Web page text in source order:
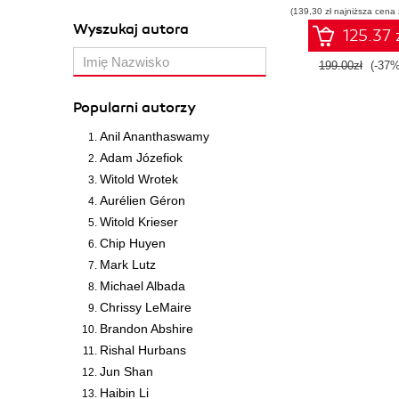
Wyszukaj autora
Popularni autorzy
Anil Ananthaswamy
Adam Józefiok
Witold Wrotek
Aurélien Géron
Witold Krieser
Chip Huyen
Mark Lutz
Michael Albada
Chrissy LeMaire
Brandon Abshire
Rishal Hurbans
Jun Shan
Haibin Li
systemów
(139,30 zł najniższa cena
125.37
199.00zł (-